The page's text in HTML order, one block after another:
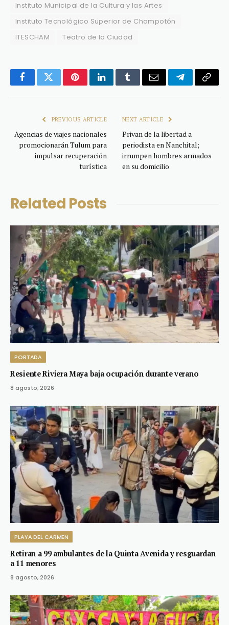
Instituto Municipal de la Cultura y las Artes
Instituto Tecnológico Superior de Champotón
ITESCHAM
Teatro de la Ciudad
FacebookTwitterPinterestLinkedInTumblrEmail TelegramCopy
PREVIOUS ARTICLE
Agencias de viajes nacionales
promocionarán Tulum para
impulsar recuperación
turística
NEXT ARTICLE
Privan de la libertad a
periodista en Nanchital;
irrumpen hombres armados
en su domicilio
Related Posts
PORTADA
Resiente Riviera Maya baja ocupación durante verano
8 agosto, 2026
PLAYA DEL CARMEN
Retiran a 99 ambulantes de la Quinta Avenida y resguardan
a 11 menores
8 agosto, 2026